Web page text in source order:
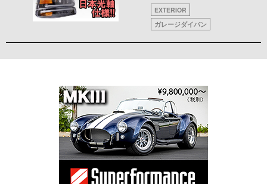
EXTERIOR
ガレージダイバン